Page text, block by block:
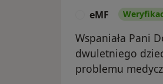
eMF
Wspaniała Pani
dwuletniego
problemu